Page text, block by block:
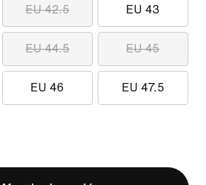
EU 42.5 EU 43
EU 44.5 EU 45
EU 46 EU 47.5